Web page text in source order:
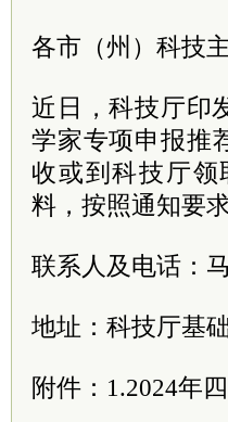
各市（州）科技
近日，科技厅印
学家专项申报推
收或到科技厅
料，按照通知要
联系人及电话：
地址：科技厅基
附件：1.2024年